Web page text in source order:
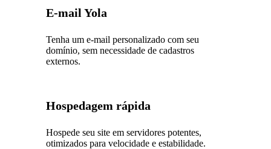
E-mail Yola
Tenha um e-mail personalizado com seu
domínio, sem necessidade de cadastros
externos.
Hospedagem rápida
Hospede seu site em servidores potentes,
otimizados para velocidade e estabilidade.